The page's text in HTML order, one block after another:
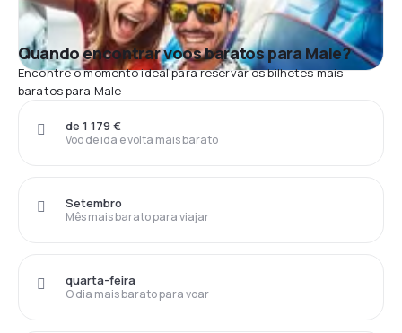
Quando encontrar voos baratos para Male?
Encontre o momento ideal para reservar os bilhetes mais
baratos para Male
Voo de ida e volta mais barato
de 1 179 €
Mês mais barato para viajar
Setembro
O dia mais barato para voar
quarta-feira